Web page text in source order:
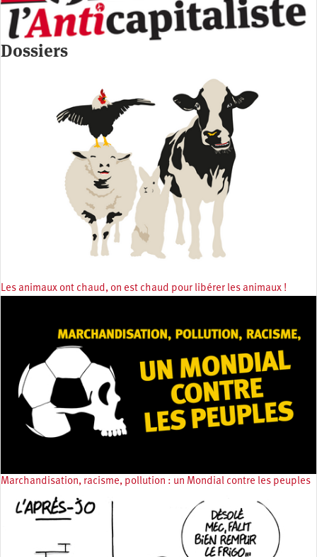
Dossiers
Les animaux ont chaud, on est chaud pour libérer les animaux !
Marchandisation, racisme, pollution : un Mondial contre les peuples